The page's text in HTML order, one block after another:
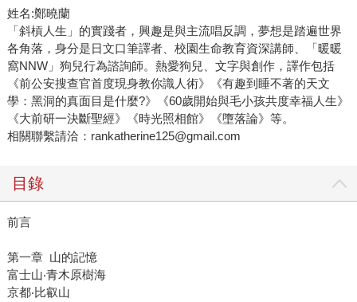
姓名:鄭曉蘭
「斜槓人生」的實踐者，興趣是與主流唱反調，夢想是踏遍世界
各角落，身分是日文口筆譯者、校園生命教育資深講師、「暖暖
窩NNW」狗兒行為諮詢師。熱愛狗兒、文字與創作，譯作包括
《前公安搜查官首度現身教你識人術》《有趣到睡不著的天文
學：黑洞的真面目是什麼?》《60歲開始與毛小孩共度幸福人生》
《大前研一決斷聖經》《時光照相館》《墮落論》等。
相關聯繫請洽：rankatherine125@gmail.com
目錄
前言
第一章 山的記憶
富士山‧青木原樹海
京都‧比叡山